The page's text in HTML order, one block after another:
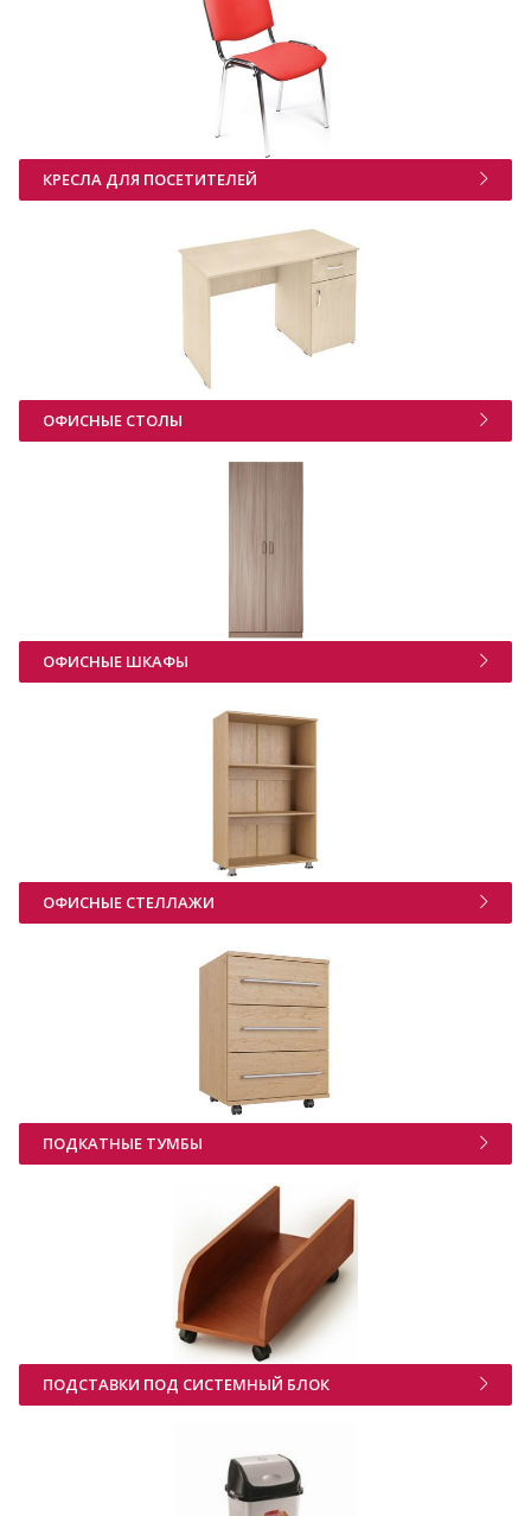
КРЕСЛА ДЛЯ ПОСЕТИТЕЛЕЙ
ОФИСНЫЕ СТОЛЫ
ОФИСНЫЕ ШКАФЫ
ОФИСНЫЕ СТЕЛЛАЖИ
ПОДКАТНЫЕ ТУМБЫ
ПОДСТАВКИ ПОД СИСТЕМНЫЙ БЛОК